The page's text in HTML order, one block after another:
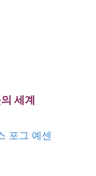
세계
포그 예센